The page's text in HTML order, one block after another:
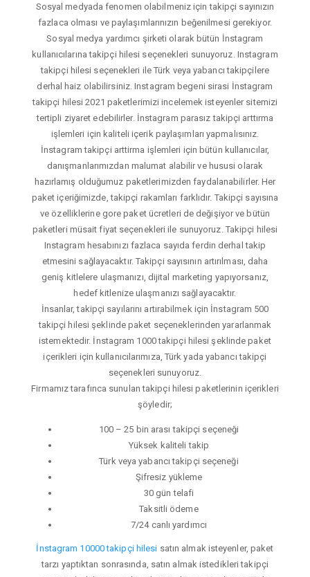
Sosyal medyada fenomen olabilmeniz için takipçi sayınızın
fazlaca olması ve paylaşımlarınızın beğenilmesi gerekiyor.
Sosyal medya yardımcı şirketi olarak bütün İnstagram
kullanıcılarına takipçi hilesi seçenekleri sunuyoruz. Instagram
takipçi hilesi seçenekleri ile Türk veya yabancı takipçilere
derhal haiz olabilirsiniz. Instagram begeni sirasi İnstagram
takipçi hilesi 2021 paketlerimizi incelemek isteyenler sitemizi
tertipli ziyaret edebilirler. İnstagram parasız takipçi arttırma
işlemleri için kaliteli içerik paylaşımları yapmalısınız.
İnstagram takipçi arttirma işlemleri için bütün kullanıcılar,
danışmanlarımızdan malumat alabilir ve hususi olarak
hazırlamış olduğumuz paketlerimizden faydalanabilirler. Her
paket içeriğimizde, takipçi rakamları farklıdır. Takipçi sayısına
ve özelliklerine gore paket ücretleri de değişiyor ve bütün
paketleri müsait fiyat seçenekleri ile sunuyoruz. Takipçi hilesi
Instagram hesabınızı fazlaca sayıda ferdin derhal takip
etmesini sağlayacaktır. Takipçi sayısının artırılması, daha
geniş kitlelere ulaşmanızı, dijital marketing yapıyorsanız,
hedef kitlenize ulaşmanızı sağlayacaktır.
İnsanlar, takipçi sayılarını artırabilmek için İnstagram 500
takipçi hilesi şeklinde paket seçeneklerinden yararlanmak
istemektedir. İnstagram 1000 takipçi hilesi şeklinde paket
içerikleri için kullanıcılarımıza, Türk yada yabancı takipçi
seçenekleri sunuyoruz.
Firmamız tarafınca sunulan takipçi hilesi paketlerinin içerikleri
şöyledir;
100 – 25 bin arası takipçi seçeneği
Yüksek kaliteli takip
Türk veya yabancı takipçi seçeneği
Şifresiz yükleme
30 gün telafi
Taksitli ödeme
7/24 canlı yardımcı
İnstagram 10000 takipçi hilesi satın almak isteyenler, paket
tarzı yaptıktan sonrasında, satın almak istedikleri takipçi